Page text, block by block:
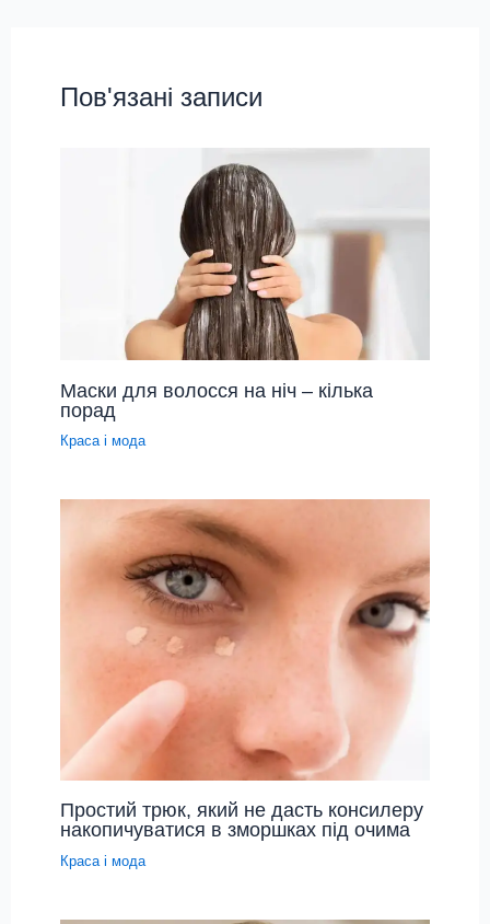
Пов'язані записи
Маски для волосся на ніч – кілька
порад
Краса і мода
Простий трюк, який не дасть консилеру
накопичуватися в зморшках під очима
Краса і мода